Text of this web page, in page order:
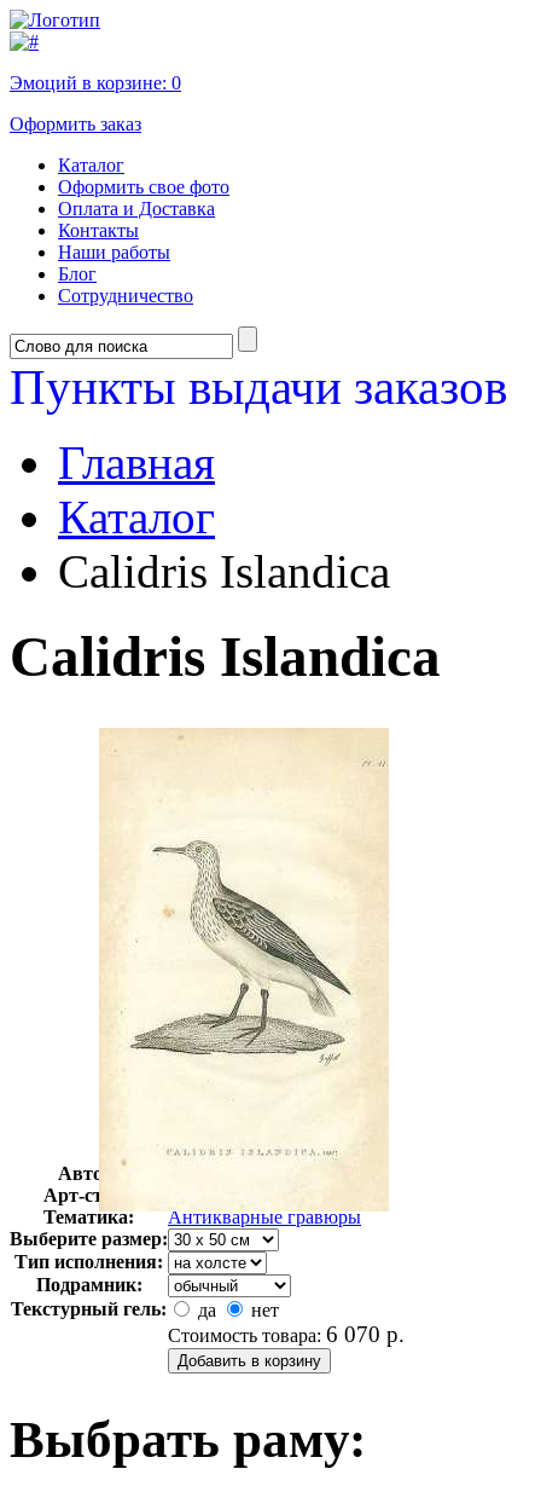
Эмоций в корзине: 0
Оформить заказ
Каталог
Оформить свое фото
Оплата и Доставка
Контакты
Наши работы
Блог
Сотрудничество
Пункты выдачи заказов
Главная
Каталог
Calidris Islandica
Calidris Islandica
Автор:
Арт-стиль
Тематика:
Антикварные гравюры
Выберите размер:
Тип исполнения:
Подрамник:
Текстурный гель:
да
нет
Стоимость товара: 6 070 р.
Выбрать раму: